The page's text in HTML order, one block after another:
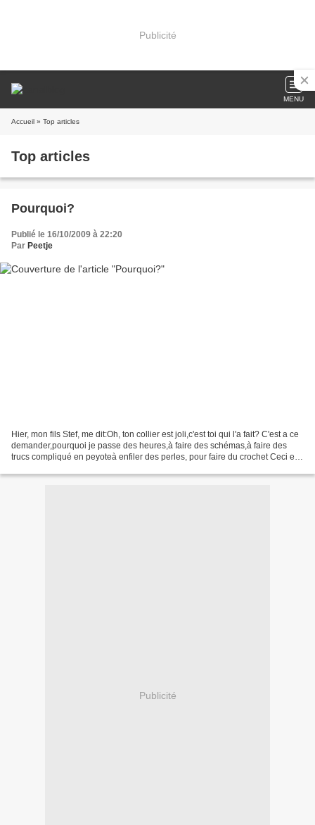
Publicité
MENU
Accueil » Top articles
Top articles
Pourquoi?
Publié le 16/10/2009 à 22:20
Par Peetje
Hier, mon fils Stef, me dit:Oh, ton collier est joli,c'est toi qui l'a fait? C'est a ce
demander,pourquoi je passe des heures,à faire des schémas,à faire des
trucs compliqué en peyoteà enfiler des perles, pour faire du crochet Ceci est
Publicité